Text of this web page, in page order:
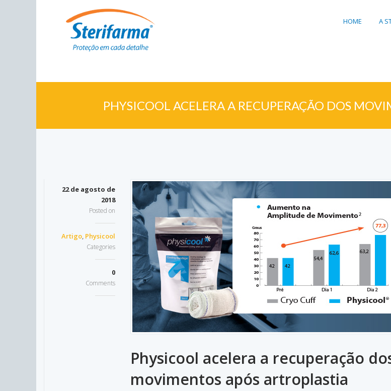
HOME A
PHYSICOOL ACELERA A RECUPERAÇÃO DOS
22 de agosto de
2018
Posted on
Artigo, Physicool
Categories
0
Comments
Physicool acelera a recuperação
movimentos após artroplastia